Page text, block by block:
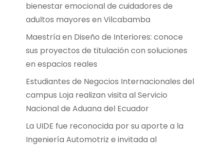
bienestar emocional de cuidadores de
adultos mayores en Vilcabamba
Maestría en Diseño de Interiores: conoce
sus proyectos de titulación con soluciones
en espacios reales
Estudiantes de Negocios Internacionales del
campus Loja realizan visita al Servicio
Nacional de Aduana del Ecuador
La UIDE fue reconocida por su aporte a la
Ingeniería Automotriz e invitada al